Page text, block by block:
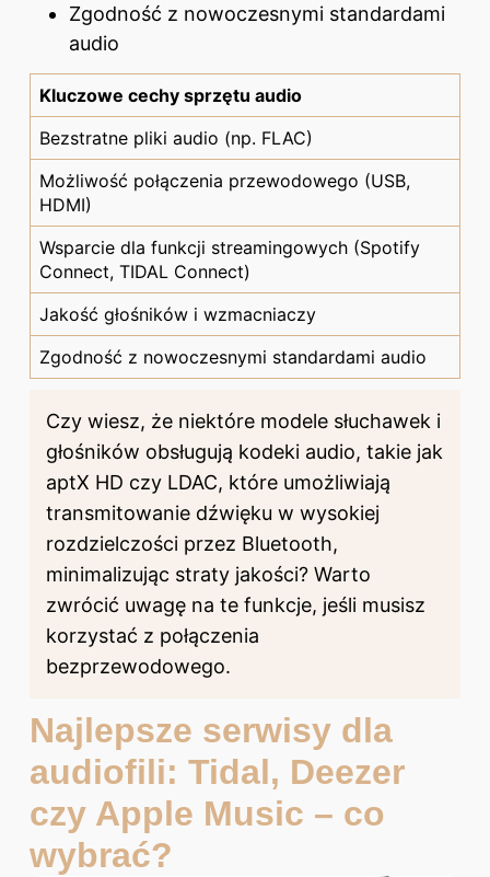
Zgodność z nowoczesnymi standardami
audio
Kluczowe cechy sprzętu audio
Bezstratne pliki audio (np. FLAC)
Możliwość połączenia przewodowego (USB,
HDMI)
Wsparcie dla funkcji streamingowych (Spotify
Connect, TIDAL Connect)
Jakość głośników i wzmacniaczy
Zgodność z nowoczesnymi standardami audio
Czy wiesz, że niektóre modele słuchawek i
głośników obsługują kodeki audio, takie jak
aptX HD czy LDAC, które umożliwiają
transmitowanie dźwięku w wysokiej
rozdzielczości przez Bluetooth,
minimalizując straty jakości? Warto
zwrócić uwagę na te funkcje, jeśli musisz
korzystać z połączenia
bezprzewodowego.
Najlepsze serwisy dla
audiofili: Tidal, Deezer
czy Apple Music – co
wybrać?